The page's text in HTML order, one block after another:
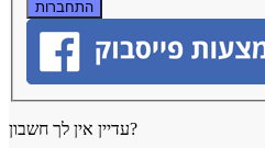
עדיין אין לך חשבון?